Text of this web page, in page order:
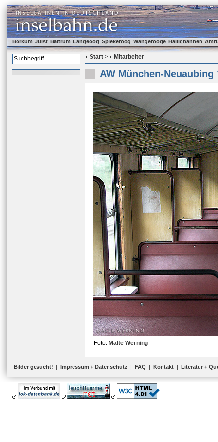
Borkum Juist Baltrum Langeoog Spiekeroog Wangerooge Halligbahnen
Start > Mitarbeiter
AW München-Neuaubing
Foto: Malte Werning
Bilder gesucht! | Impressum + Datenschutz | FAQ | Kontakt | Literatur +